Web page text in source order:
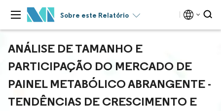
Sobre este Relatório
ANÁLISE DE TAMANHO E
PARTICIPAÇÃO DO MERCADO DE
PAINEL METABÓLICO ABRANGENTE -
TENDÊNCIAS DE CRESCIMENTO E